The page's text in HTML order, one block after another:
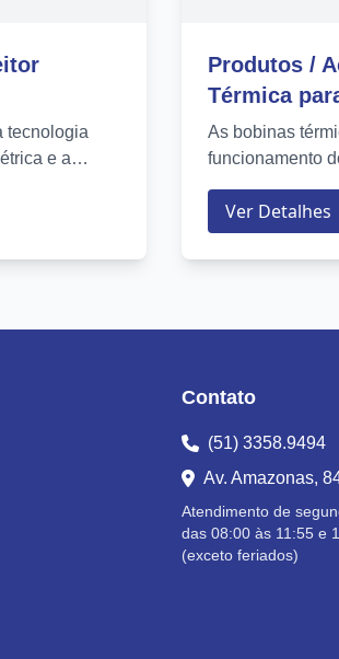
tecnologia
e a
Produtos /
Térmica
As bobinas
funcionamento
MTE....
Ver Detalhes
Contato
(51) 3358.9494
Av. Amazonas,
Atendimento de
das 08:00 às 11:55 e
(exceto feriados)